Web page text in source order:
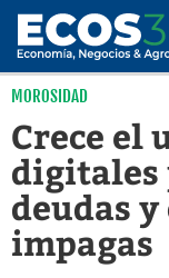
MOROSIDAD
Crece el
deudas
impagas